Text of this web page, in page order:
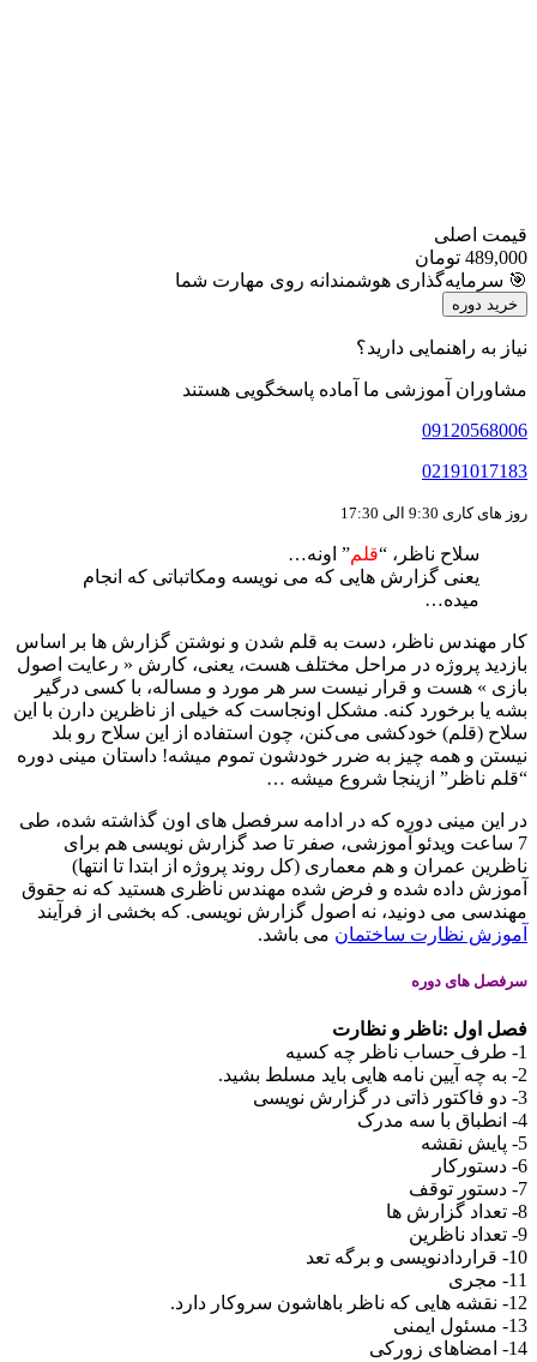
قیمت اصلی
489,000 تومان
🎯 سرمایه‌گذاری هوشمندانه روی مهارت شما
خرید دوره
نیاز به راهنمایی دارید؟
مشاوران آموزشی ما آماده پاسخگویی هستند
09120568006
02191017183
روز های کاری 9:30 الی 17:30
سلاح ناظر، “قلم” اونه…
یعنی گزارش هایی که می نویسه ومکاتباتی که انجام
میده…
کار مهندس ناظر، دست به قلم شدن و نوشتن گزارش ها بر اساس
بازدید پروژه در مراحل مختلف هست، یعنی، کارش « رعایت اصول
بازی » هست و قرار نیست سر هر مورد و مساله، با کسی درگیر
بشه یا برخورد کنه. مشکل اونجاست که خیلی از ناظرین دارن با این
سلاح (قلم) خودکشی می‌کنن، چون استفاده از این سلاح رو بلد
نیستن و همه چیز به ضرر خودشون تموم میشه! داستان مینی دوره
“قلم ناظر” ازینجا شروع میشه …
در این مینی دوره که در ادامه سرفصل های اون گذاشته شده، طی
7 ساعت ویدئو آموزشی، صفر تا صد گزارش نویسی هم برای
ناظرین عمران و هم معماری (کل روند پروژه از ابتدا تا انتها)
آموزش داده شده و فرض شده مهندس ناظری هستید که نه حقوق
مهندسی می دونید، نه اصول گزارش نویسی. که بخشی از فرآیند
آموزش نظارت ساختمان می باشد.
سرفصل های دوره
فصل اول :ناظر و نظارت
1- طرف حساب ناظر چه کسیه
2- به چه آیین نامه هایی باید مسلط بشید.
3- دو فاکتور ذاتی در گزارش نویسی
4- انطباق با سه مدرک
5- پایش نقشه
6- دستورکار
7- دستور توقف
8- تعداد گزارش ها
9- تعداد ناظرین
10- قراردادنویسی و برگه تعد
11- مجری
12- نقشه هایی که ناظر باهاشون سروکار دارد.
13- مسئول ایمنی
14- امضاهای زورکی